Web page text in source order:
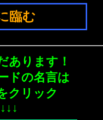
臨む
あります！
ドの名言は
クリック